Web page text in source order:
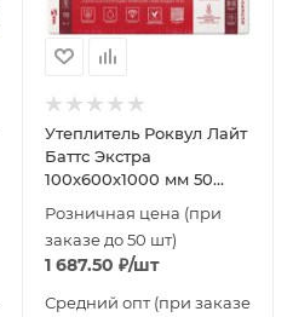
Утеплитель Роквул Лайт
Баттс Экстра
100х600х1000 мм 50
Розничная цена (при
заказе до 50 шт)
1 687.50 ₽/шт
Средний опт (при заказе